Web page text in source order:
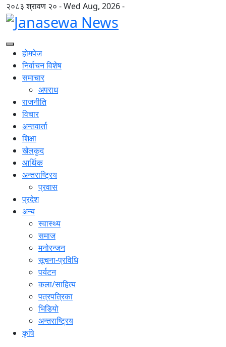
२०८३ श्रावण २० - Wed Aug, 2026 -
होमपेज
निर्वाचन विशेष
समाचार
अपराध
राजनीति
विचार
अन्तवार्ता
शिक्षा
खेलकुद
आर्थिक
अन्तराष्ट्रिय
प्रवास
प्रदेश
अन्य
स्वास्थ्य
समाज
मनोरन्जन
सूचना-प्रविधि
पर्यटन
कला/साहित्य
पत्रपत्रिका
भिडियो
अन्तराष्ट्रिय
कृषि